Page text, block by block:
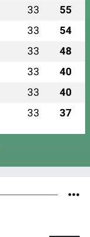
33 55
33 54
33 48
33 40
33 40
33 37